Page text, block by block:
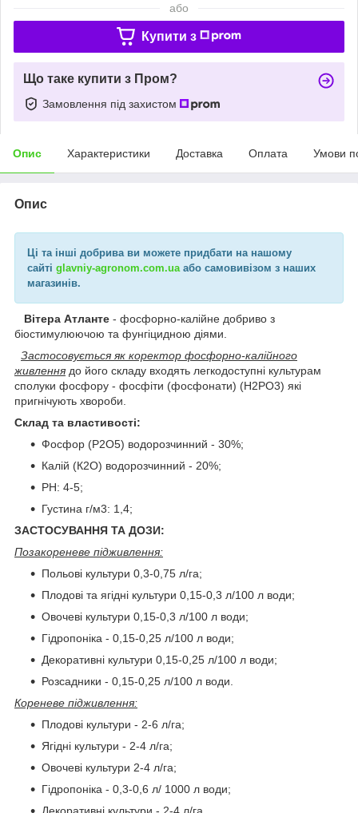
або
Купити з
Що таке купити з Пром?
Замовлення під захистом
Опис Характеристики Доставка Оплата Умови
Опис
Ці та інші добрива ви можете придбати на нашому
сайті glavniy-agronom.com.ua або самовивізом з наших
магазинів.
Вітера Атланте - фосфорно-калійне добриво з
біостимулюючою та фунгіцидною діями.
Застосовується як коректор фосфорно-калійного
живлення до його складу входять легкодоступні культурам
сполуки фосфору - фосфіти (фосфонати) (H2PO3) які
пригнічують хвороби.
Склад та властивості:
Фосфор (Р2О5) водорозчинний - 30%;
Калій (К2О) водорозчинний - 20%;
PH: 4-5;
Густина г/м3: 1,4;
ЗАСТОСУВАННЯ ТА ДОЗИ:
Позакореневе підживлення:
Польові культури 0,3-0,75 л/га;
Плодові та ягідні культури 0,15-0,3 л/100 л води;
Овочеві культури 0,15-0,3 л/100 л води;
Гідропоніка - 0,15-0,25 л/100 л води;
Декоративні культури 0,15-0,25 л/100 л води;
Розсадники - 0,15-0,25 л/100 л води.
Кореневе підживлення:
Плодові культури - 2-6 л/га;
Ягідні культури - 2-4 л/га;
Овочеві культури 2-4 л/га;
Гідропоніка - 0,3-0,6 л/ 1000 л води;
Декоративні культури - 2-4 л/га.